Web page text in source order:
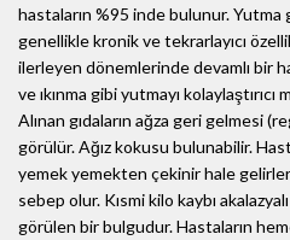
hastaların %95 inde bulunur.
genellikle kronik ve tekrarlayıcı
ilerleyen dönemlerinde devamlı bir
ve ıkınma gibi yutmayı
Alınan gıdaların ağza geri gelmesi
görülür. Ağız kokusu bulunabilir.
yemek yemekten çekinir hale
sebep olur. Kısmi kilo kaybı
görülen bir bulgudur. Hastaların